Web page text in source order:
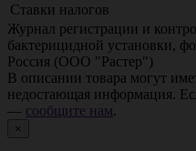
Ставки налогов
Журнал регистрации и
бактерицидной установки,
Россия (ООО "Растер")
В описании товара могут
недостающая информация.
— сообщите нам.
×